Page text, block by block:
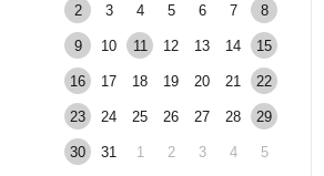
2 3 4 5 6 7 8
9 10 11 12 13 14 15
16 17 18 19 20 21 22
23 24 25 26 27 28 29
30 31 1 2 3 4 5